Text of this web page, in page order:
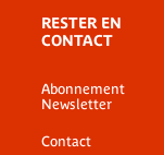
RESTER EN
CONTACT
Abonnement
Newsletter
Contact